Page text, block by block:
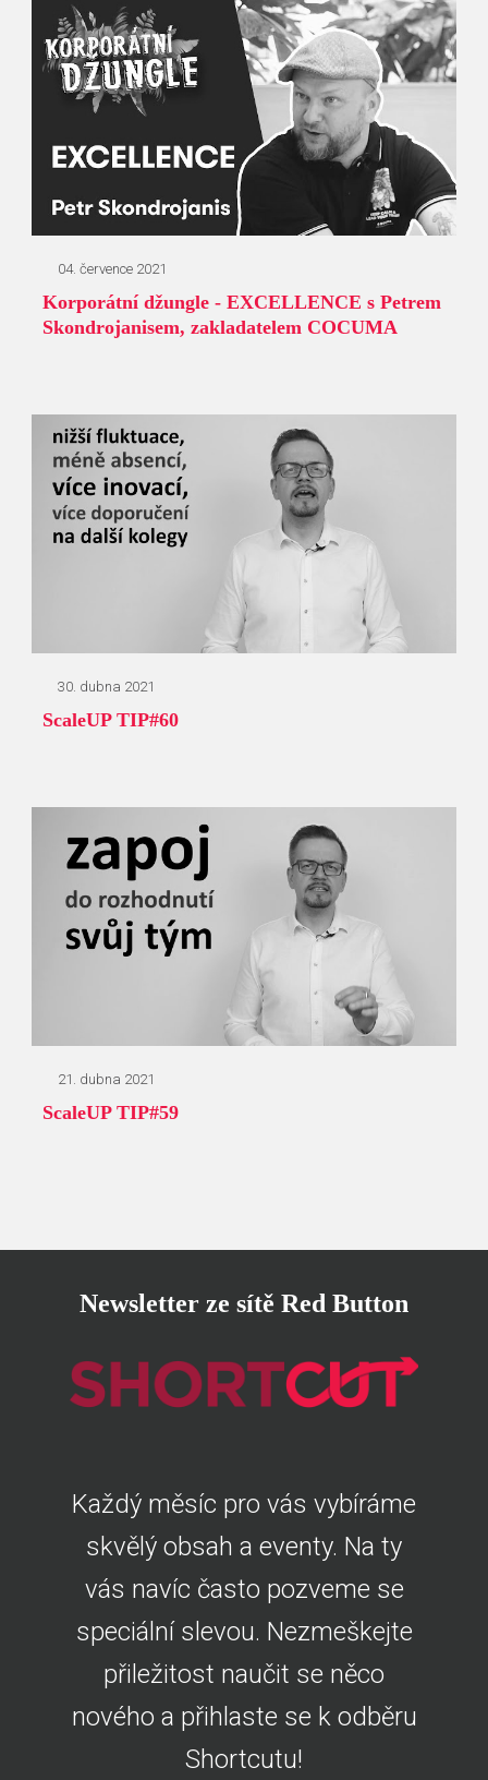
04. července 2021
Korporátní džungle - EXCELLENCE s Petrem
Skondrojanisem, zakladatelem COCUMA
30. dubna 2021
ScaleUP TIP#60
21. dubna 2021
ScaleUP TIP#59
Newsletter ze sítě Red Button
Každý měsíc pro vás vybíráme
skvělý obsah a eventy. Na ty
vás navíc často pozveme se
speciální slevou. Nezmeškejte
přiležitost naučit se něco
nového a přihlaste se k odběru
Shortcutu!